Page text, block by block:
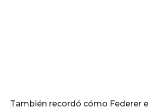
También recordó cómo Federer